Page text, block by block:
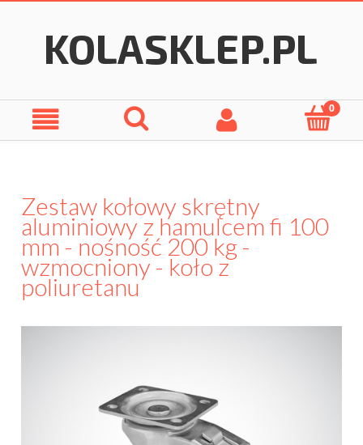
Zestaw kołowy skrętny
aluminiowy z hamulcem fi 100
mm - nośność 200 kg -
wzmocniony - koło z
poliuretanu